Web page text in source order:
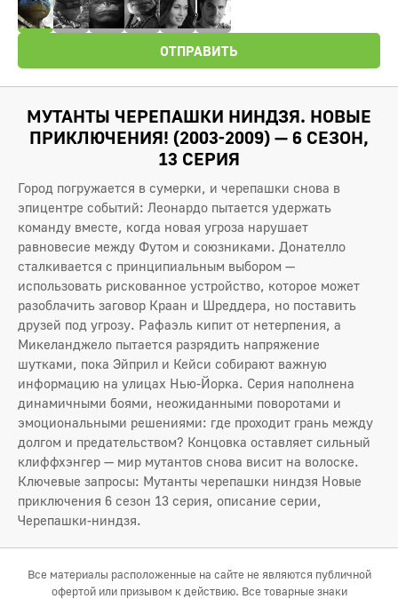
ОТПРАВИТЬ
МУТАНТЫ ЧЕРЕПАШКИ НИНДЗЯ. НОВЫЕ
ПРИКЛЮЧЕНИЯ! (2003-2009) — 6 СЕЗОН,
13 СЕРИЯ
Город погружается в сумерки, и черепашки снова в
эпицентре событий: Леонардо пытается удержать
команду вместе, когда новая угроза нарушает
равновесие между Футом и союзниками. Донателло
сталкивается с принципиальным выбором —
использовать рискованное устройство, которое может
разоблачить заговор Краан и Шреддера, но поставить
друзей под угрозу. Рафаэль кипит от нетерпения, а
Микеланджело пытается разрядить напряжение
шутками, пока Эйприл и Кейси собирают важную
информацию на улицах Нью-Йорка. Серия наполнена
динамичными боями, неожиданными поворотами и
эмоциональными решениями: где проходит грань между
долгом и предательством? Концовка оставляет сильный
клиффхэнгер — мир мутантов снова висит на волоске.
Ключевые запросы: Мутанты черепашки ниндзя Новые
приключения 6 сезон 13 серия, описание серии,
Черепашки-ниндзя.
Все материалы расположенные на сайте не являются публичной
офертой или призывом к действию. Все товарные знаки